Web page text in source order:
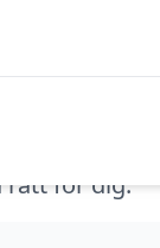
rätt för dig.